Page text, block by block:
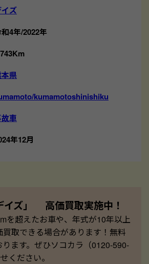
ズ
4年/2022年
県
kumamotoshinishiku
車
年12月
イズ」 高価買取実施中！
を超えたお車や、年式が10年以上
取できる場合があります！無料
ます。ぜひソコカラ（0120-590-
ください。